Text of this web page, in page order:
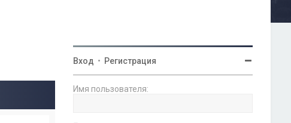
Вход • Регистрация
Имя пользователя: